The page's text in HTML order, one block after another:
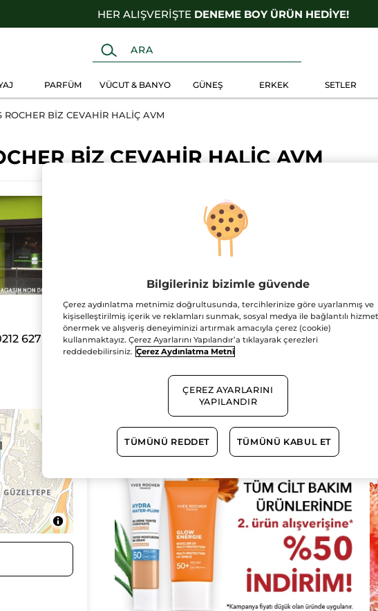
HER ALIŞVERİŞTE DENEME BOY ÜRÜN HEDİYE!
PARFÜM VÜCUT & BANYO GÜNEŞ ERKEK SETLER
ROCHER BİZ CEVAHİR HALİÇ AVM
BİZ CEVAHİR HALİÇ AVM
627 10 60
MAĞAZAMIZDA GEÇERLİ
Bilgileriniz bizimle güvende
Çerez aydınlatma metnimiz doğrultusunda, tercihlerinize göre uyarlanmış ve
kişiselleştirilmiş içerik ve reklamları sunmak, sosyal medya ile bağlantılı
önermek ve alışveriş deneyiminizi artırmak amacıyla çerez (cookie)
kullanmaktayız. Çerez Ayarlarını Yapılandır’a tıklayarak çerezleri
reddedebilirsiniz. Çerez Aydınlatma Metni
ÇEREZ AYARLARINI
YAPILANDIR
TÜMÜNÜ REDDET TÜMÜNÜ KABUL ET